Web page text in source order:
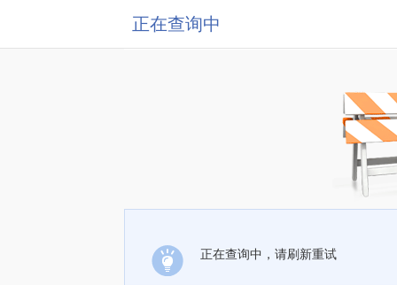
正在查询中
正在查询中，请刷新重试